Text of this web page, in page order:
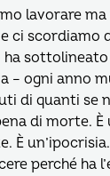
lavorare ma
ci scordiamo
sottolineato
– ogni anno
di quanti se
di morte.
È
perché ha